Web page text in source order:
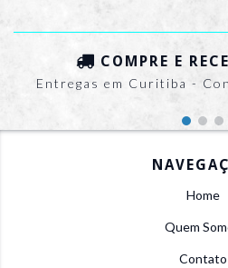
COMPRE E
Entregas em Curitiba -
Home
Quem
Contato